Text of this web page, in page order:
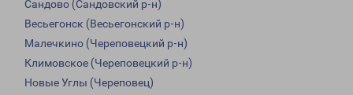
Сандово (Сандовский р-н)
Весьегонск (Весьегонский р-н)
Малечкино (Череповецкий р-н)
Климовское (Череповецкий р-н)
Новые Углы (Череповец)